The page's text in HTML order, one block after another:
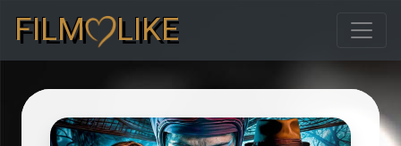
FILM LIKE